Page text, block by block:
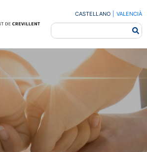
CASTELLANO VALENCIÀ